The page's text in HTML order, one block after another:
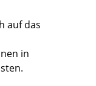
auf das
in